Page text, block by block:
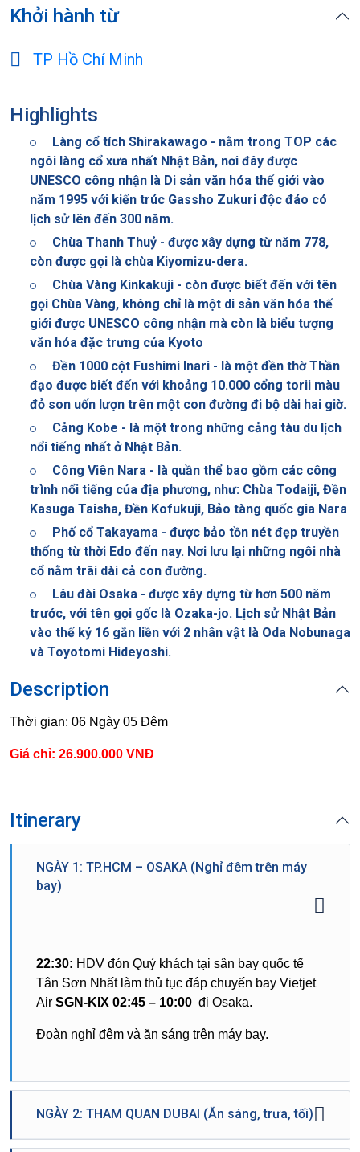
Khởi hành từ
TP Hồ Chí Minh
Highlights
Làng cổ tích Shirakawago - nằm trong TOP các
ngôi làng cổ xưa nhất Nhật Bản, nơi đây được
UNESCO công nhận là Di sản văn hóa thế giới vào
năm 1995 với kiến trúc Gassho Zukuri độc đáo có
lịch sử lên đến 300 năm.
Chùa Thanh Thuỷ - được xây dựng từ năm 778,
còn được gọi là chùa Kiyomizu-dera.
Chùa Vàng Kinkakuji - còn được biết đến với tên
gọi Chùa Vàng, không chỉ là một di sản văn hóa thế
giới được UNESCO công nhận mà còn là biểu tượng
văn hóa đặc trưng của Kyoto
Đền 1000 cột Fushimi Inari - là một đền thờ Thần
đạo được biết đến với khoảng 10.000 cổng torii màu
đỏ son uốn lượn trên một con đường đi bộ dài hai giờ.
Cảng Kobe - là một trong những cảng tàu du lịch
nổi tiếng nhất ở Nhật Bản.
Công Viên Nara - là quần thể bao gồm các công
trình nổi tiếng của địa phương, như: Chùa Todaiji, Đền
Kasuga Taisha, Đền Kofukuji, Bảo tàng quốc gia Nara
Phố cổ Takayama - được bảo tồn nét đẹp truyền
thống từ thời Edo đến nay. Nơi lưu lại những ngôi nhà
cổ nằm trãi dài cả con đường.
Lâu đài Osaka - được xây dựng từ hơn 500 năm
trước, với tên gọi gốc là Ozaka-jo. Lịch sử Nhật Bản
vào thế kỷ 16 gắn liền với 2 nhân vật là Oda Nobunaga
và Toyotomi Hideyoshi.
Description
Thời gian: 06 Ngày 05 Đêm
Giá chỉ: 26.900.000 VNĐ
Itinerary
NGÀY 1: TP.HCM – OSAKA (Nghỉ đêm trên máy
bay)
22:30: HDV đón Quý khách tại sân bay quốc tế
Tân Sơn Nhất làm thủ tục đáp chuyến bay Vietjet
Air SGN-KIX 02:45 – 10:00 đi Osaka.
Đoàn nghỉ đêm và ăn sáng trên máy bay.
NGÀY 2: THAM QUAN DUBAI (Ăn sáng, trưa, tối)